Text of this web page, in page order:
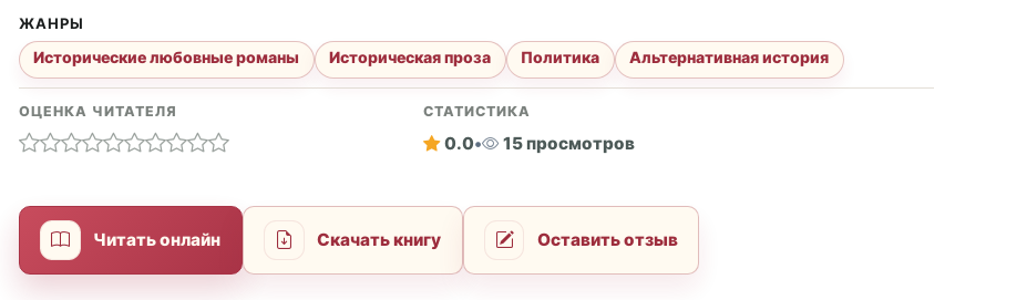
ЖАНРЫ
Исторические любовные романы Историческая проза Политика Альтернативная история
ОЦЕНКА ЧИТАТЕЛЯ СТАТИСТИКА
0.0• 15 просмотров
Читать онлайн Скачать книгу Оставить отзыв